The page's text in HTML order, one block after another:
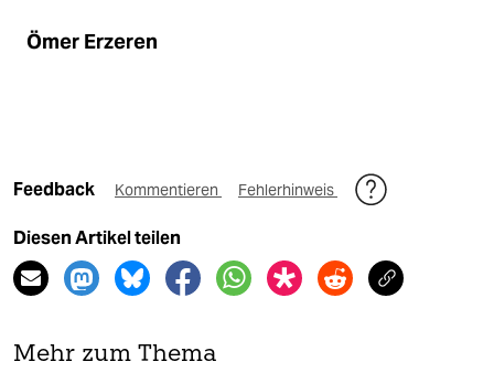
Ömer Erzeren
Feedback Kommentieren Fehlerhinweis
Diesen Artikel teilen
Mehr zum Thema